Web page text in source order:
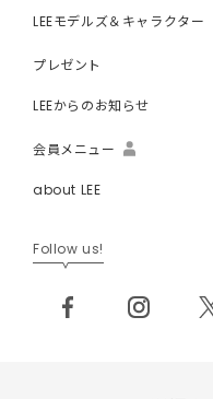
LEEモデルズ＆キャラクター
プレゼント
LEEからのお知らせ
会員メニュー
about LEE
Follow us!